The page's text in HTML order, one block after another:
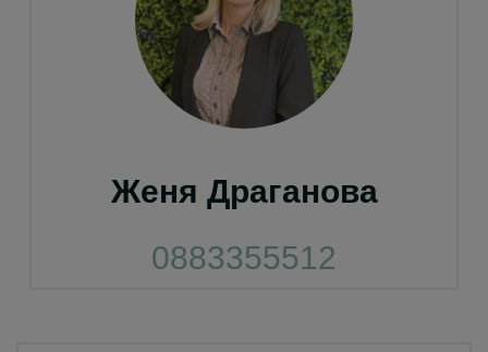
Женя Драганова
0883355512